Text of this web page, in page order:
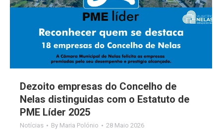
Dezoito empresas do Concelho de
Nelas distinguidas com o Estatuto de
PME Líder 2025
Notícias By Maria Polónio 28 Maio 2026